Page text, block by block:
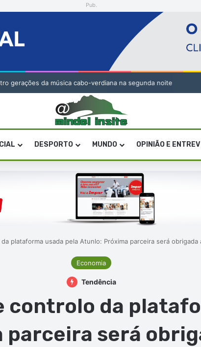
Pub.
gerações da música cabo-verdiana na segunda noite
DESPORTO MUNDO OPINIÃO E
plataforma usada pela Atunlo: Próxima parceira será
Economia
Tendência
controlo da
parceira será